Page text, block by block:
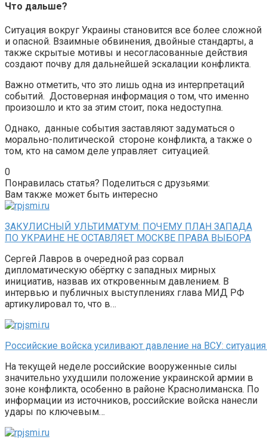
Что дальше?
Ситуация вокруг Украины становится все более сложной
и опасной. Взаимные обвинения, двойные стандарты, а
также скрытые мотивы и несогласованные действия
создают почву для дальнейшей эскалации конфликта.
Важно отметить, что это лишь одна из интерпретаций
событий. Достоверная информация о том, что именно
произошло и кто за этим стоит, пока недоступна.
Однако, данные события заставляют задуматься о
морально-политической стороне конфликта, а также о
том, кто на самом деле управляет ситуацией.
0
Понравилась статья? Поделиться с друзьями:
Вам также может быть интересно
ЗАКУЛИСНЫЙ УЛЬТИМАТУМ: ПОЧЕМУ ПЛАН ЗАПАДА
ПО УКРАИНЕ НЕ ОСТАВЛЯЕТ МОСКВЕ ПРАВА ВЫБОРА
Сергей Лавров в очередной раз сорвал
дипломатическую обёртку с западных мирных
инициатив, назвав их откровенным давлением. В
интервью и публичных выступлениях глава МИД РФ
артикулировал то, что в…
Российские войска усиливают давление на ВСУ:
На текущей неделе российские вооруженные силы
значительно ухудшили положение украинской армии в
зоне конфликта, особенно в районе Краснолиманска. По
информации из источников, российские войска нанесли
удары по ключевым…